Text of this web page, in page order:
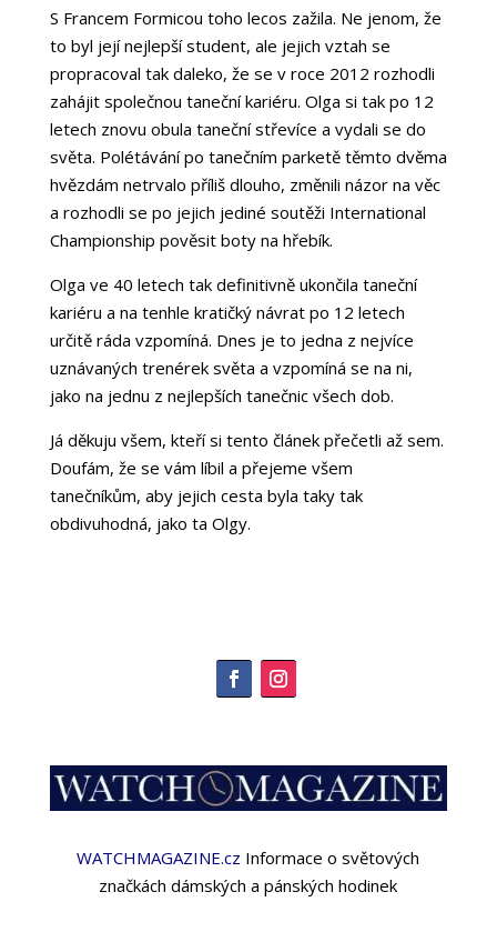
S Francem Formicou toho lecos zažila. Ne jenom, že
to byl její nejlepší student, ale jejich vztah se
propracoval tak daleko, že se v roce 2012 rozhodli
zahájit společnou taneční kariéru. Olga si tak po 12
letech znovu obula taneční střevíce a vydali se do
světa. Polétávání po tanečním parketě těmto dvěma
hvězdám netrvalo příliš dlouho, změnili názor na věc
a rozhodli se po jejich jediné soutěži International
Championship pověsit boty na hřebík.
Olga ve 40 letech tak definitivně ukončila taneční
kariéru a na tenhle kratičký návrat po 12 letech
určitě ráda vzpomíná. Dnes je to jedna z nejvíce
uznávaných trenérek světa a vzpomíná se na ni,
jako na jednu z nejlepších tanečnic všech dob.
Já děkuju všem, kteří si tento článek přečetli až sem.
Doufám, že se vám líbil a přejeme všem
tanečníkům, aby jejich cesta byla taky tak
obdivuhodná, jako ta Olgy.
WATCHMAGAZINE.cz Informace o světových
značkách dámských a pánských hodinek